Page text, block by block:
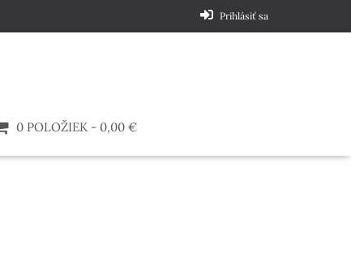
Prihlásiť sa
0 POLOŽIEK 0,00 €